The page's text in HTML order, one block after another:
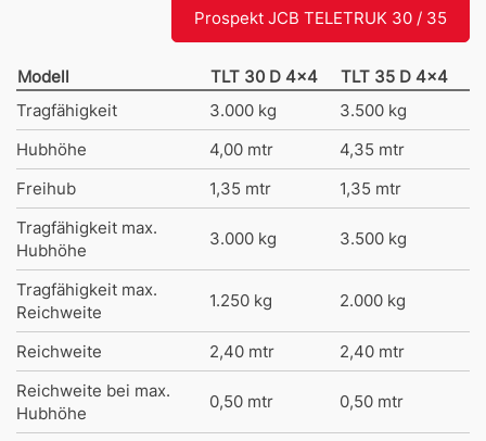
Prospekt JCB TELETRUK 30 / 35
Modell TLT 30 D 4x4
TLT 35 D 4x4
Tragfähigkeit
3.000 kg
3.500 kg
Hubhöhe
4,00 mtr
4,35 mtr
Freihub
1,35 mtr
1,35 mtr
Tragfähigkeit max.
Hubhöhe
3.000 kg 3.500 kg
Tragfähigkeit max.
Reichweite
1.250 kg 2.000 kg
Reichweite 2,40 mtr
2,40 mtr
Reichweite bei max.
Hubhöhe
0,50 mtr 0,50 mtr